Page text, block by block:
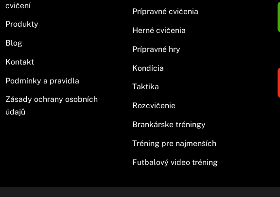
cvičení
Produkty
Blog
Kontakt
Podmínky a pravidla
Zásady ochrany osobních
údajů
Prípravné cvičenia
Herné cvičenia
Prípravné hry
Kondícia
Taktika
Rozcvičenie
Brankárske tréningy
Tréning pre najmenších
Futbalový video tréning